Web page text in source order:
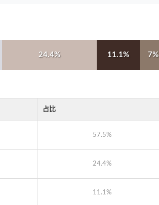
24.4% 11.1% 7%
占比
57.5%
24.4%
11.1%